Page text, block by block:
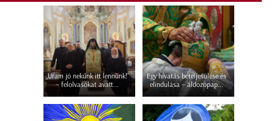
„Uram jó nekünk itt lennünk!”
– felolvasókat avatt...
Egy hivatás beteljesülése és
elindulása – áldozópap...